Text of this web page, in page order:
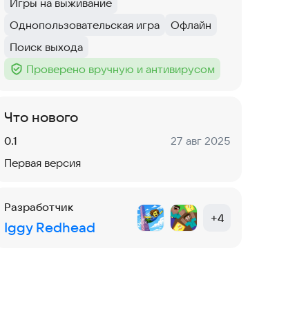
Тег:
Игры на выживание
Тег:
Однопользовательская игра
Тег:
Офлайн
Тег:
Поиск выхода
Тег :
Проверено вручную и антивирусом
Что нового
Версия:
0.1 Дата:
27 авг 2025
Первая версия
Разработчик
Iggy Redhead
+4